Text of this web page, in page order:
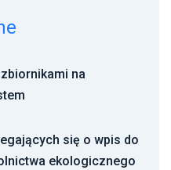
na
się o wpis do
ekologicznego